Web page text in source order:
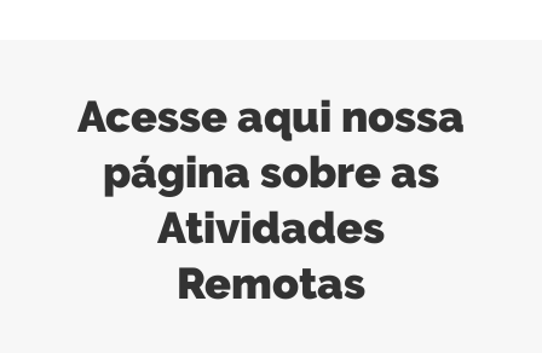
Acesse aqui nossa
página sobre as
Atividades
Remotas